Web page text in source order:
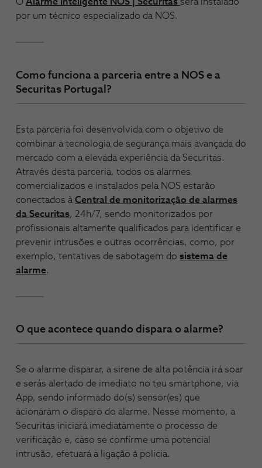
O Alarme Inteligente NOS | Securitas será instalado
por um técnico especializado da NOS.
Como funciona a parceria entre a NOS e a
Securitas Portugal?
Esta parceria foi desenvolvida com o objetivo de
combinar a tecnologia de segurança mais avançada do
mercado com a elevada experiência da Securitas.
Através desta parceria, todos os alarmes
comercializados e instalados pela NOS estarão
conectados à Central de monitorização de alarmes
da Securitas, 24h/7, sendo monitorizados por
profissionais altamente qualificados para identificar e
prevenir intrusões e outras ocorrências, como, por
exemplo, tentativas de sabotagem do sistema de
alarme.
O que acontece quando dispara o alarme?
Se o alarme disparar, a sirene de alta potência irá soar
e serás alertado de imediato no teu smartphone, via
App, sendo informado do(s) sensor(es) que
acionaram o disparo do alarme. Nesse momento, a
Securitas iniciará imediatamente o processo de
verificação e, caso se confirme uma potencial
intrusão, efetuará a ligação à policia.